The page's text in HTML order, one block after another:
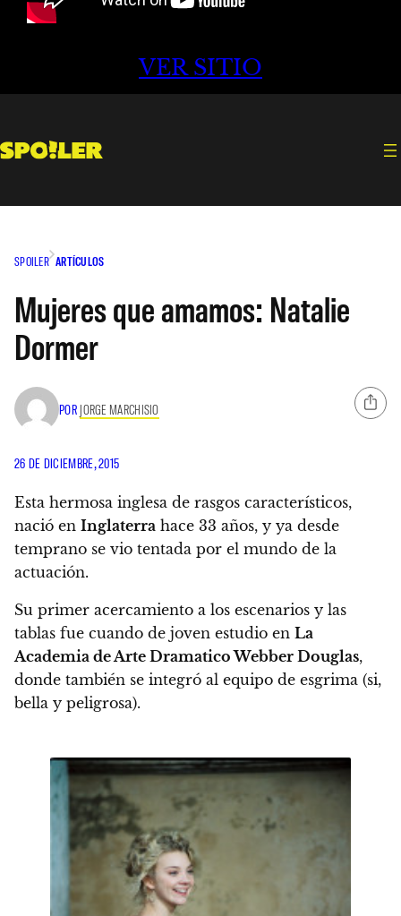
VER SITIO
SPOILER ARTÍCULOS
Mujeres que amamos: Natalie
Dormer
POR JORGE MARCHISIO
26 DE DICIEMBRE, 2015
Esta hermosa inglesa de rasgos característicos,
nació en Inglaterra hace 33 años, y ya desde
temprano se vio tentada por el mundo de la
actuación.
Su primer acercamiento a los escenarios y las
tablas fue cuando de joven estudio en La
Academia de Arte Dramatico Webber Douglas,
donde también se integró al equipo de esgrima (si,
bella y peligrosa).